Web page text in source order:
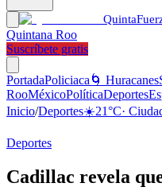
Quinta
Quintana Roo
Suscríbete gratis
PortadaPoliciaca 🌀 Huracanes
RooMéxicoPolíticaDeportes
Inicio/Deportes☀️21°C·
Deportes
Cadillac revela